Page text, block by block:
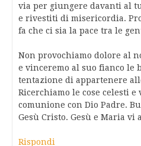
via per giungere davanti al
e rivestiti di misericordia.
fa che ci sia la pace tra le
Non provochiamo dolore al
e vinceremo al suo fianco le
tentazione di appartenere
Ricerchiamo le cose celesti
comunione con Dio Padre.
Gesù Cristo. Gesù e Maria vi
Rispondi